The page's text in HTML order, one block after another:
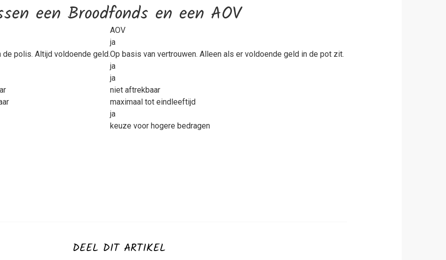
een Broodfonds en een AOV
AOV
ja
de polis. Altijd voldoende geld.Op basis van vertrouwen. Alleen als er voldoende geld in de pot zit.
ja
ja
niet aftrekbaar
maximaal tot eindleeftijd
ja
keuze voor hogere bedragen
DEEL DIT ARTIKEL